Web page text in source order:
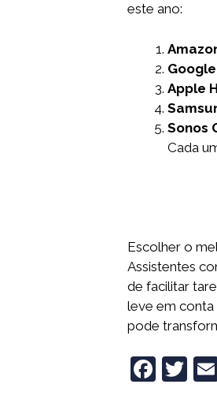
este ano:
Apple
Sonos
Cada
Escolher o
Assistentes
de facilitar
leve em conta
pode
F
T